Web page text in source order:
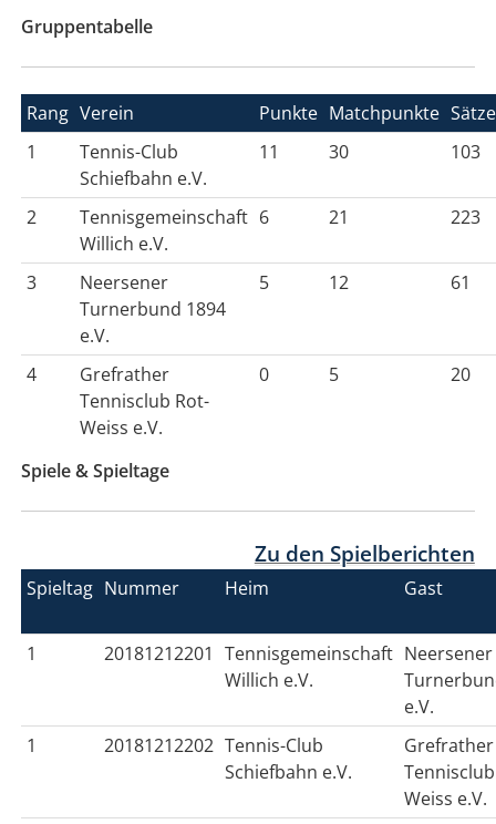
Gruppentabelle
Rang Verein Punkte Matchpunkte Sätze
1
Tennis-Club
Schiefbahn e.V.
11 30 103
2
Tennisgemeinschaft
Willich e.V.
6 21 223
3
Neersener
Turnerbund 1894
e.V.
5 12 61
4
Grefrather
Tennisclub Rot-
Weiss e.V.
0 5 20
Spiele & Spieltage
Zu den Spielberichten
Spieltag Nummer Heim Gast
1 20181212201 Tennisgemeinschaft
Willich e.V.
Neersener
e.V.
1
20181212202 Tennis-Club
Schiefbahn e.V.
Grefrather
Weiss e.V.